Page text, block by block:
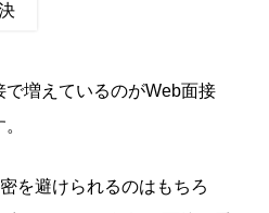
増えているのがWeb面接
を避けられるのはもちろ